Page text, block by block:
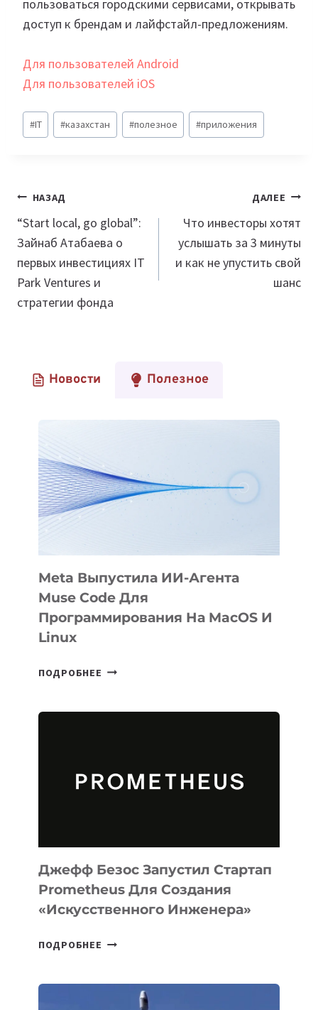
пользоваться городскими сервисами, открывать
доступ к брендам и лайфстайл-предложениям.
Для пользователей Android
Для пользователей iOS
Метки
записи:
#IT #казахстан #полезное #приложения
Навигация
по
записям
НАЗАД
“Start local, go global”:
Зайнаб Атабаева о
первых инвестициях IT
Park Ventures и
стратегии фонда
ДАЛЕЕ
Что инвесторы хотят
услышать за 3 минуты
и как не упустить свой
шанс
Новости Полезное
Meta Выпустила ИИ-Агента
Muse Code Для
Программирования На MacOS И
Linux
ПОДРОБНЕЕ META
ДЛЯ
ПРОГРАММИРОВАНИЯ
И
LINUX
Джефф Безос Запустил Стартап
Prometheus Для Создания
«искусственного Инженера»
ПОДРОБНЕЕ ДЖЕФФ
СТАРТАП